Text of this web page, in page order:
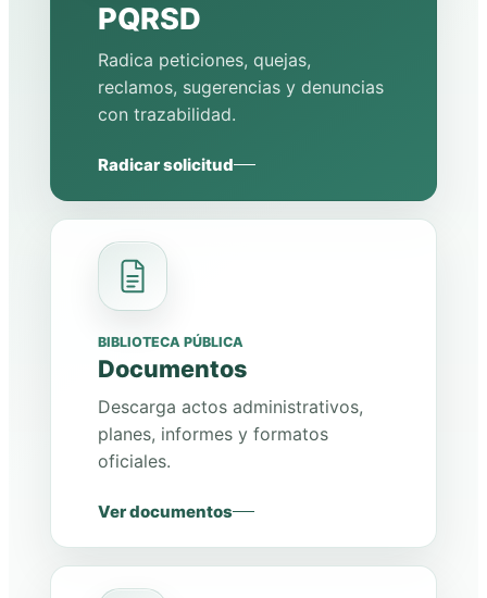
PQRSD
Radica peticiones, quejas,
reclamos, sugerencias y denuncias
con trazabilidad.
Radicar solicitud
BIBLIOTECA PÚBLICA
Documentos
Descarga actos administrativos,
planes, informes y formatos
oficiales.
Ver documentos